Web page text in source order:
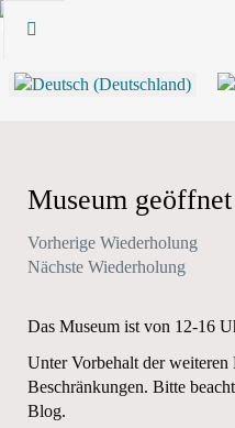
Museum
Vorherige Wiederholung
Nächste Wiederholung
Das Museum ist von 12-16
Unter Vorbehalt der
Beschränkungen. Bitte
Blog.